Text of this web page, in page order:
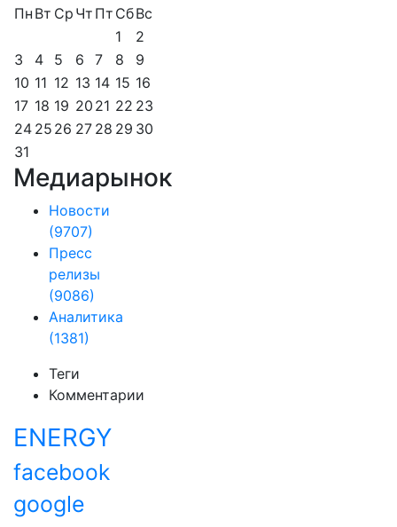
Пн Вт Ср Чт Пт СбВс
1
2
3
4 5 6 7 8
9
10 11 12 13 14 15 16
17 18 19 20 21 22 23
24 25 26 27 28 29 30
31
Медиарынок
Новости
(9707)
Пресс
релизы
(9086)
Аналитика
(1381)
Теги
Комментарии
ENERGY
facebook
google